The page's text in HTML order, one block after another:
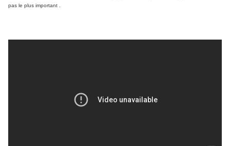
pas le plus important .